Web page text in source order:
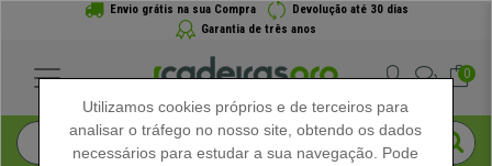
Envio grátis na sua Compra
Devolução até 30 dias
Garantia de três anos
0
Utilizamos cookies próprios e de terceiros para
analisar o tráfego no nosso site, obtendo os dados
necessários para estudar a sua navegação. Pode